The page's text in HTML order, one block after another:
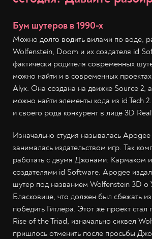
Бум шутеров в 1990-х
Можно долго водить вилами по воде,
Wolfenstein, Doom и их создателя id
фактически родителя современных
можно найти и в современных
Alyx. Она создана на движке Source 2,
можно найти элементы кода из id Tech
и своего рода конкурент в лице 3D
Изначально студия называлась
занималась издательством игр. Так
работать с двумя Джонами: Кармаком
создателями id Software. Apogee
шутер под названием Wolfenstein 3D о
Бласковице, что должен был сбежать
победить Гитлера. Этот же проект стал
Rise of the Triad, изначально сиквел
пришлось отменить после просьбы